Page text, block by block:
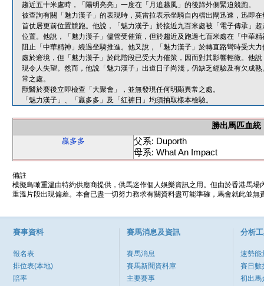
趨近五十米處時，「陽明亮亮」一度在「月追越風」的後蹄外側緊迫競跑。
被查詢有關「魅力漢子」的表現時，莫雷拉表示坐騎自內檔出閘迅速，迅即
首仗居更前位置競跑。他說，「魅力漢子」於接近九百米處被「電子傳承」
位置。他說，「魅力漢子」儘管受催策，但於趨近及跑過七百米處在「中華
阻止「中華精神」繞過坐騎推進。他又說，「魅力漢子」於轉直路彎時受大
處於窘境，但「魅力漢子」於此階段已受大力催策，因而對其影響輕微。他
現令人失望。然而，他說「魅力漢子」出道日子尚淺，仍缺乏經驗及有欠成
常之處。
獸醫於賽後立即檢查「大聚會」，並無發現任何明顯異常之處。
「魅力漢子」、「贏多多」及「紅褲日」均須抽取樣本檢驗。
勝出馬匹血統
贏多多
父系: Duporth
母系: What An Impact
備註
模擬鳥瞰重溫由特約供應商提供，供馬迷作個人娛樂資訊之用。但由於香港馬
重溫片段出現偏差。本會已盡一切努力務求有關資料盡可能準確，馬會就此並
賽事資料
報名表
排位表(本地)
賠率
賽馬消息及資訊
賽馬消息
賽馬新聞資料庫
主要賽事
分析
速勢能
賽日數
初出馬